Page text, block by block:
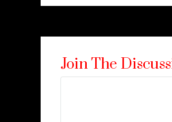
Join The